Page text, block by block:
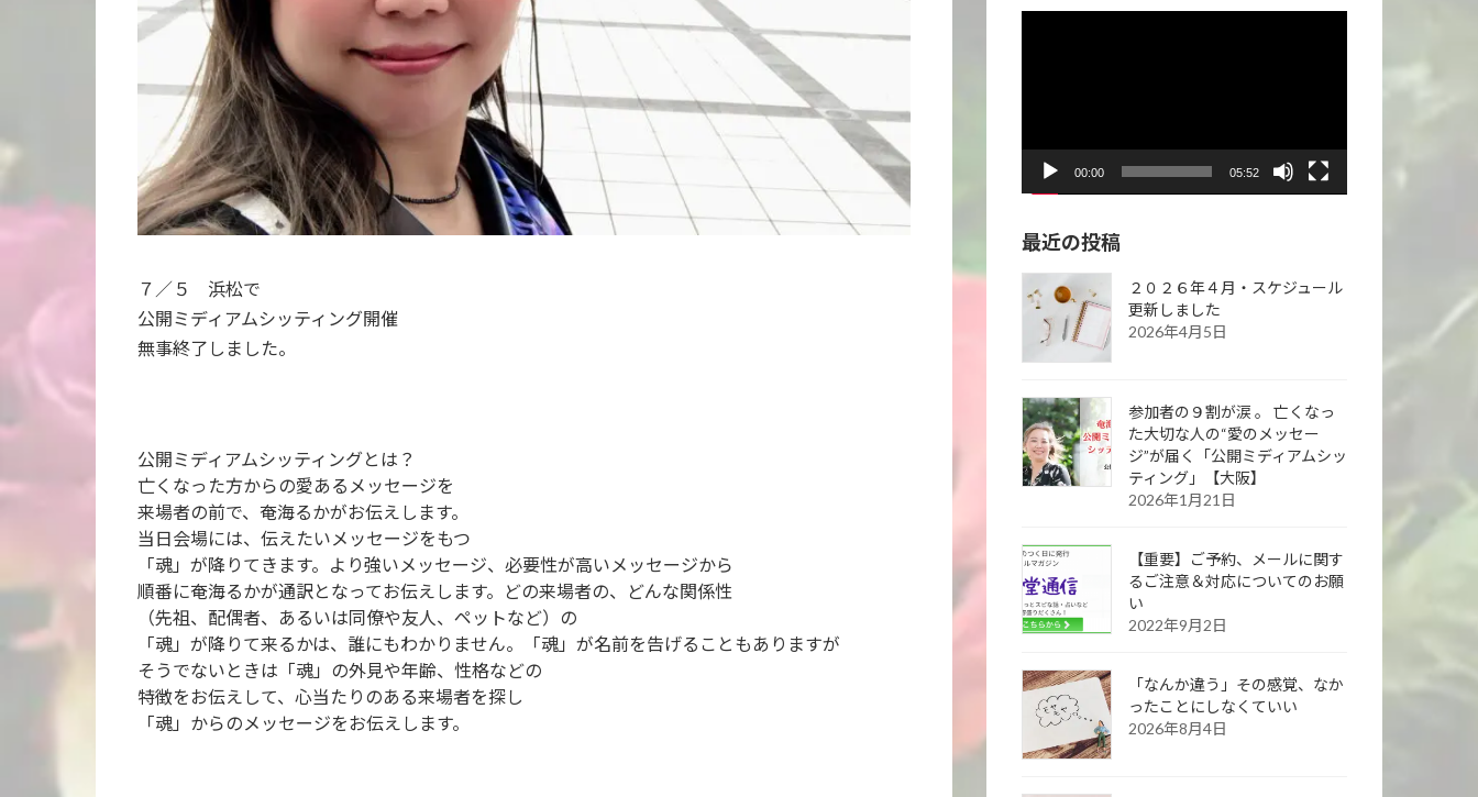
７／５ 浜松で
公開ミディアムシッティング開催
無事終了しました。
公開ミディアムシッティングとは？
亡くなった方からの愛あるメッセージを
来場者の前で、奄海るかがお伝えします。
当日会場には、伝えたいメッセージをもつ
「魂」が降りてきます。より強いメッセージ、必要性が高いメッセージから
順番に奄海るかが通訳となってお伝えします。どの来場者の、どんな関係性
（先祖、配偶者、あるいは同僚や友人、ペットなど）の
「魂」が降りて来るかは、誰にもわかりません。「魂」が名前を告げることもありますが
そうでないときは「魂」の外見や年齢、性格などの
特徴をお伝えして、心当たりのある来場者を探し
「魂」からのメッセージをお伝えします。
ヤ
00:00 05:52
最近の投稿
２０２６年４月・スケジュール
更新しました
2026年4月5日
参加者の９割が涙 。 亡くなっ
た大切な人の“愛のメッセー
ジ”が届く「公開ミディアムシッ
ティング」【大阪】
2026年1月21日
【重要】ご予約、メールに関す
るご注意＆対応についてのお願
い
2022年9月2日
「なんか違う」その感覚、なか
ったことにしなくていい
2026年8月4日